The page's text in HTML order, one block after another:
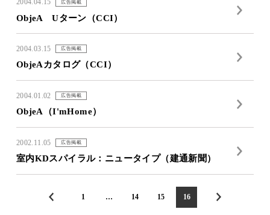
2004.04.15 広告掲載
ObjeA Uターン（CCI）
2004.03.15 広告掲載
ObjeAカタログ（CCI）
2004.01.02 広告掲載
ObjeA（I'mHome）
2002.11.05 広告掲載
室内KDスパイラル：ニュータイプ（建通新聞）
1 … 14 15 16